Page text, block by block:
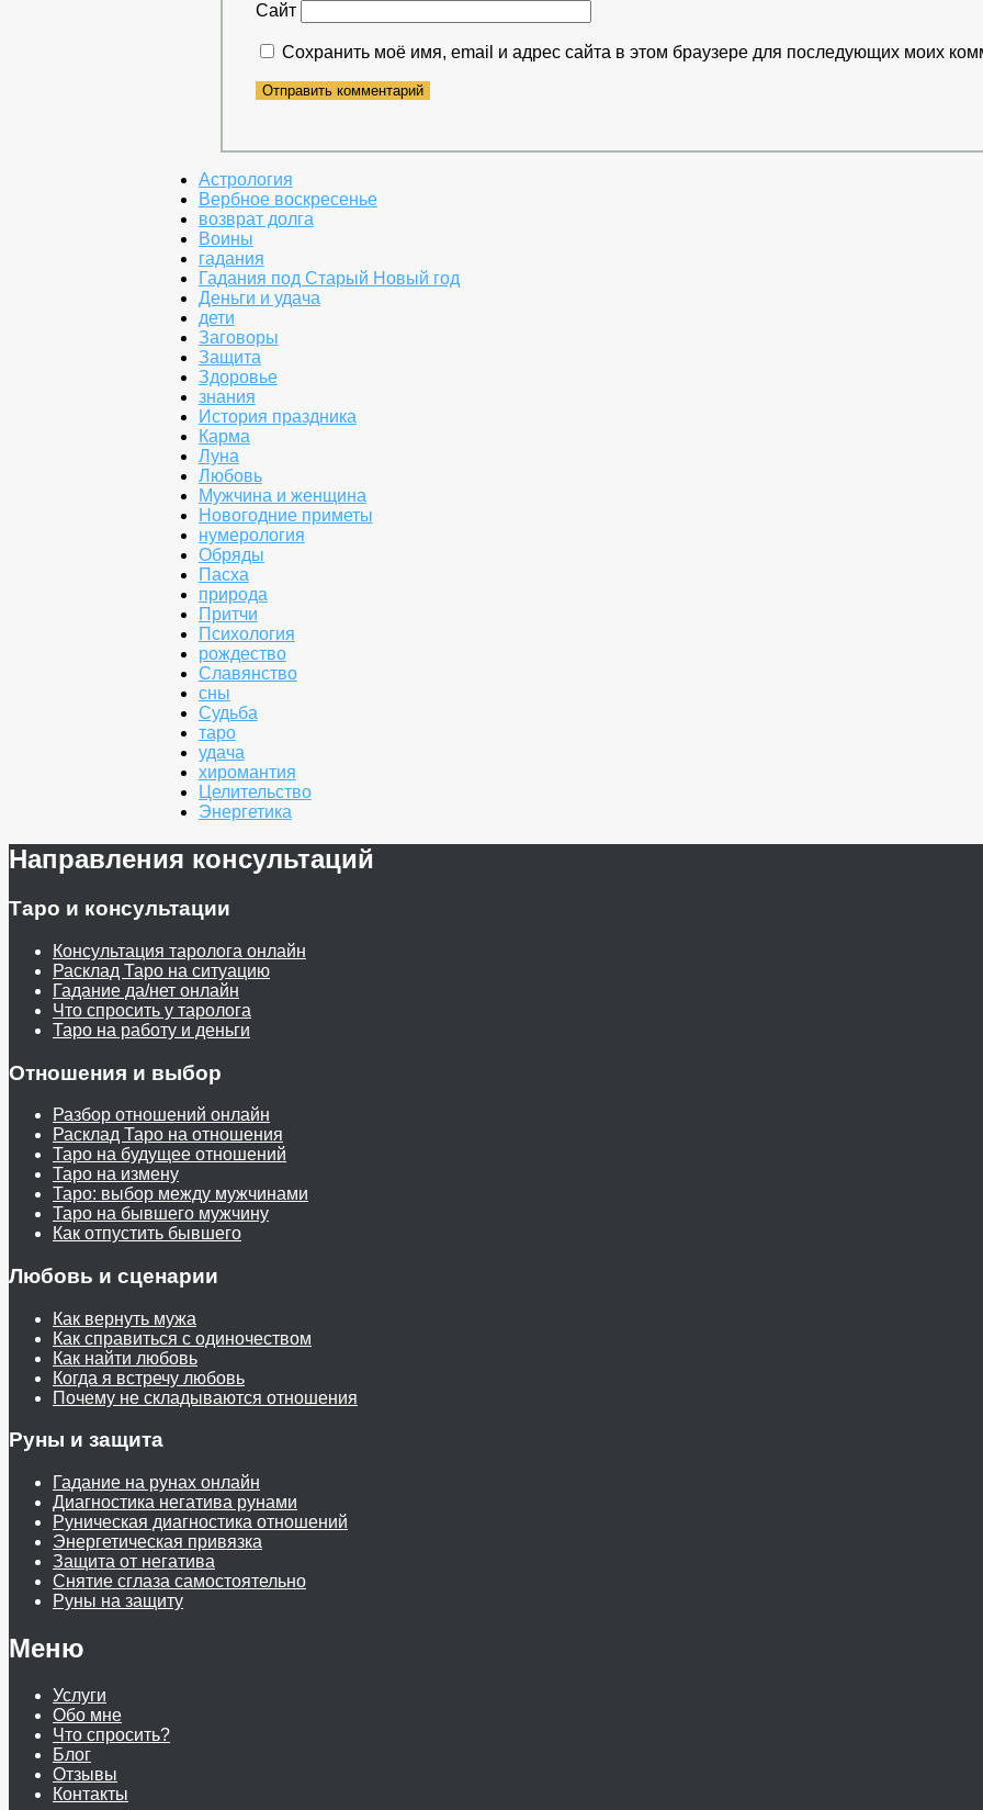
Сайт
Сохранить моё имя, email и адрес сайта в этом браузере для последующих моих
Астрология
Вербное воскресенье
возврат долга
Воины
гадания
Гадания под Старый Новый год
Деньги и удача
дети
Заговоры
Защита
Здоровье
знания
История праздника
Карма
Луна
Любовь
Мужчина и женщина
Новогодние приметы
нумерология
Обряды
Пасха
природа
Притчи
Психология
рождество
Славянство
сны
Судьба
таро
удача
хиромантия
Целительство
Энергетика
Направления консультаций
Таро и консультации
Консультация таролога онлайн
Расклад Таро на ситуацию
Гадание да/нет онлайн
Что спросить у таролога
Таро на работу и деньги
Отношения и выбор
Разбор отношений онлайн
Расклад Таро на отношения
Таро на будущее отношений
Таро на измену
Таро: выбор между мужчинами
Таро на бывшего мужчину
Как отпустить бывшего
Любовь и сценарии
Как вернуть мужа
Как справиться с одиночеством
Как найти любовь
Когда я встречу любовь
Почему не складываются отношения
Руны и защита
Гадание на рунах онлайн
Диагностика негатива рунами
Руническая диагностика отношений
Энергетическая привязка
Защита от негатива
Снятие сглаза самостоятельно
Руны на защиту
Меню
Услуги
Обо мне
Что спросить?
Блог
Отзывы
Контакты